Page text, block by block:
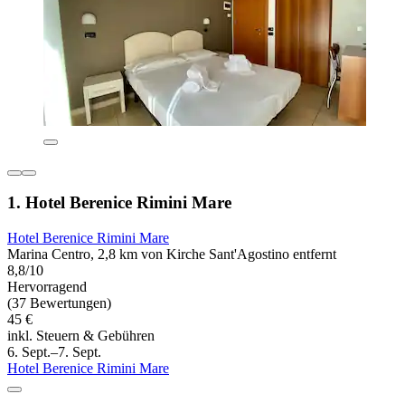
1. Hotel Berenice Rimini Mare
Hotel Berenice Rimini Mare
Marina Centro, 2,8 km von Kirche Sant'Agostino entfernt
8,8/10
Hervorragend
(37 Bewertungen)
45 €
inkl. Steuern & Gebühren
6. Sept.–7. Sept.
Hotel Berenice Rimini Mare